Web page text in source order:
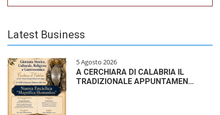
Latest Business
5 Agosto 2026
A CERCHIARA DI CALABRIA IL
TRADIZIONALE APPUNTAMEN…